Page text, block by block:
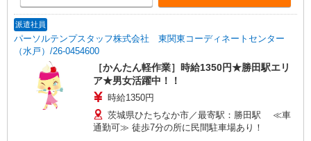
派遣社員
パーソルテンプスタッフ株式会社 東関東コーディネートセンター
（水戸）/26-0454600
［かんたん軽作業］時給1350円★勝田駅エリ
ア★男女活躍中！！
時給1350円
茨城県ひたちなか市／最寄駅：勝田駅 ≪車
通勤可≫ 徒歩7分の所に民間駐車場あり！